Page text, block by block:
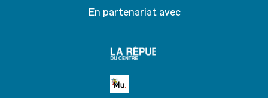
En partenariat avec
république
Petite MU